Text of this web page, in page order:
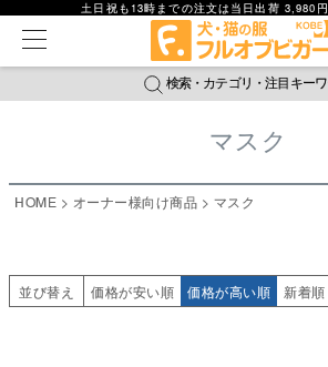
土日祝も13時までの注文は当日出荷 3,980
検索・カテゴリ・注目キー
＼注目ワード／
ジャージ 防蚊 腹巻 撥水レイン
返品・交換について ご利用
在庫なし商品を表示しない
商品番号
並び順
新着順
検索
マスク
HOME オーナー様向け商品 マスク
並び替え 価格が安い順 価格が高い順 新着順